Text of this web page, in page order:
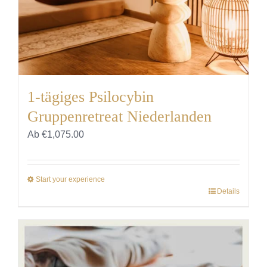
gewählt
werden
1-tägiges Psilocybin
Gruppenretreat Niederlanden
Ab €1,075.00
Start your experience
weist
mehrere
Varianten
Details